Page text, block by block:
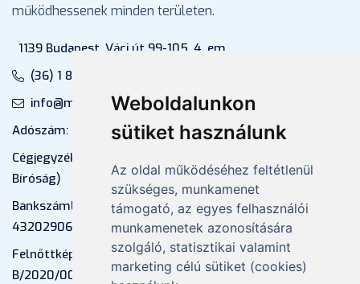
Weboldalunkon
sütiket használunk
Az oldal működéséhez feltétlenül
szükséges, munkamenet
támogató, az egyes felhasználói
munkamenetek azonosítására
szolgáló, statisztikai valamint
marketing célú sütiket (cookies)
működhessenek minden területen.
1139 Budapest, Váci út 99-105. 4. em.
(36) 1 880 76 00
info@mprx.hu
Adószám: 13598145-2-41
Cégjegyzékszám: 01-09-883770 (Fővárosi
Bíróság)
Bankszámlaszám: CIB Bank, 10700581-
43202906-51100005
Felnőttképzési nyilvántartási szám:
B/2020/000053